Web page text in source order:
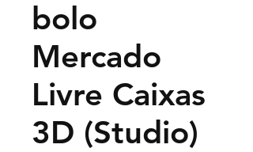
bolo
Mercado
Livre Caixas
3D (Studio)